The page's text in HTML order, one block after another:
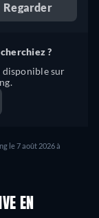
Regarder
?
disponible sur
le 7 août 2026 à
EN